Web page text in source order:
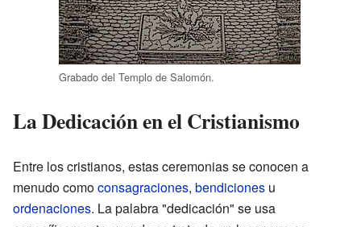
Grabado del Templo de Salomón.
La Dedicación en el Cristianismo
Entre los cristianos, estas ceremonias se conocen a
menudo comoconsagraciones, bendiciones u
ordenaciones. La palabra "dedicación" se usa